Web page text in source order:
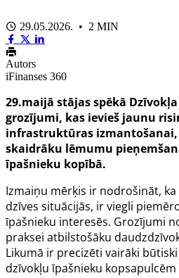
29.05.2026. • 2 MIN
Autors
iFinanses 360
29.maijā stājas spēkā
grozījumi, kas ievieš jaunu
infrastruktūras
skaidrāku lēmumu
īpašnieku kopībā.
Izmaiņu mērķis ir nodrošināt,
dzīves situācijās, ir viegli
īpašnieku interesēs. Grozījumi
praksei atbilstošāku
Likumā ir precizēti vairāki
dzīvokļu īpašnieku